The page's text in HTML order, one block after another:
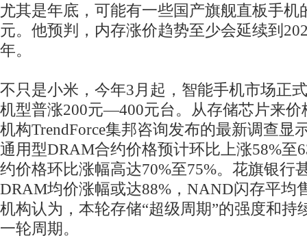
尤其是年底，可能有一些国产旗舰直板手机
元。他预判，内存涨价趋势至少会延续到
年。
不只是小米，今年3月起，智能手机市场正
机型普涨200元—400元台。从存储芯片来价
机构TrendForce集邦咨询发布的最新调查显
通用型DRAM合约价格预计环比上涨58%至
约价格环比涨幅高达70%至75%。花旗银行
DRAM均价涨幅或达88%，NAND闪存平均
机构认为，本轮存储“超级周期”的强度和持
一轮周期。